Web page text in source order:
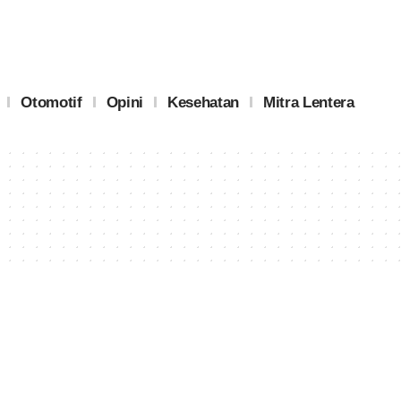
Otomotif Opini Kesehatan Mitra Lentera